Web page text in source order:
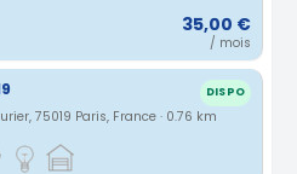
35,00 €
/ mois
DISPO
75019 Paris, France · 0.76 km